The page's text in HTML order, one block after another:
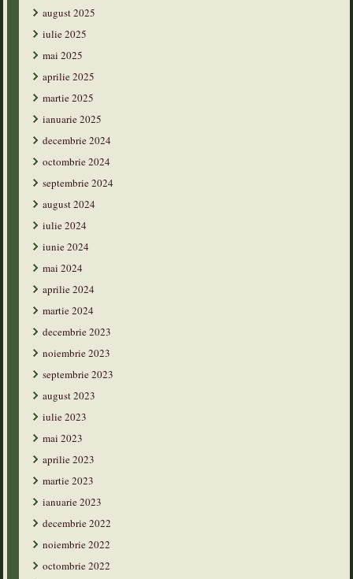
august 2025
iulie 2025
mai 2025
aprilie 2025
martie 2025
ianuarie 2025
decembrie 2024
octombrie 2024
septembrie 2024
august 2024
iulie 2024
iunie 2024
mai 2024
aprilie 2024
martie 2024
decembrie 2023
noiembrie 2023
septembrie 2023
august 2023
iulie 2023
mai 2023
aprilie 2023
martie 2023
ianuarie 2023
decembrie 2022
noiembrie 2022
octombrie 2022